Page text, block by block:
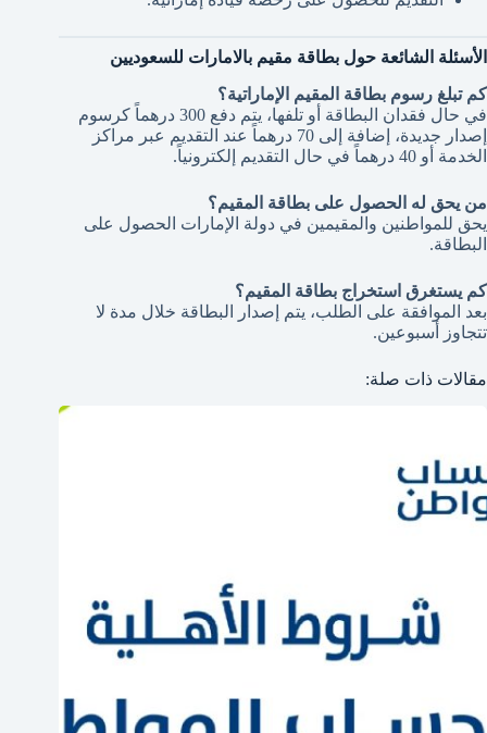
الأسئلة الشائعة حول بطاقة مقيم بالامارات للسعوديين
كم تبلغ رسوم بطاقة المقيم الإماراتية؟
في حال فقدان البطاقة أو تلفها، يتم دفع 300 درهماً كرسوم
إصدار جديدة، إضافة إلى 70 درهماً عند التقديم عبر مراكز
الخدمة أو 40 درهماً في حال التقديم إلكترونياً.
من يحق له الحصول على بطاقة المقيم؟
يحق للمواطنين والمقيمين في دولة الإمارات الحصول على
البطاقة.
كم يستغرق استخراج بطاقة المقيم؟
بعد الموافقة على الطلب، يتم إصدار البطاقة خلال مدة لا
تتجاوز أسبوعين.
مقالات ذات صلة: